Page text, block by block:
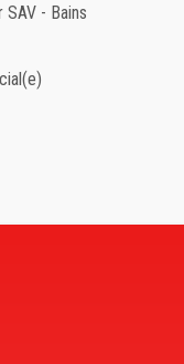
- Bains